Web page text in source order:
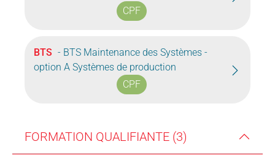
CPF
BTS - BTS Maintenance des Systèmes -
option A Systèmes de production
CPF
FORMATION QUALIFIANTE (3)